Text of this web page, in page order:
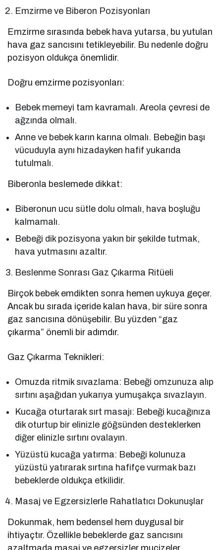
Emzirme ve Biberon Pozisyonları
Emzirme sırasında bebek hava yutarsa, bu yutulan
hava gaz sancısını tetikleyebilir. Bu nedenle doğru
pozisyon oldukça önemlidir.
Doğru emzirme pozisyonları:
Bebek memeyi tam kavramalı. Areola çevresi de
ağzında olmalı.
Anne ve bebek karın karına olmalı. Bebeğin başı
vücuduyla aynı hizadayken hafif yukarıda
tutulmalı.
Biberonla beslemede dikkat:
Biberonun ucu sütle dolu olmalı, hava boşluğu
kalmamalı.
Bebeği dik pozisyona yakın bir şekilde tutmak,
hava yutmasını azaltır.
Beslenme Sonrası Gaz Çıkarma Ritüeli
Birçok bebek emdikten sonra hemen uykuya geçer.
Ancak bu sırada içeride kalan hava, bir süre sonra
gaz sancısına dönüşebilir. Bu yüzden “gaz
çıkarma” önemli bir adımdır.
Gaz Çıkarma Teknikleri:
Omuzda ritmik sıvazlama: Bebeği omzunuza alıp
sırtını aşağıdan yukarıya yumuşakça sıvazlayın.
Kucağa oturtarak sırt masajı: Bebeği kucağınıza
dik oturtup bir elinizle göğsünden desteklerken
diğer elinizle sırtını ovalayın.
Yüzüstü kucağa yatırma: Bebeği kolunuza
yüzüstü yatırarak sırtına hafifçe vurmak bazı
bebeklerde oldukça etkilidir.
Masaj ve Egzersizlerle Rahatlatıcı Dokunuşlar
Dokunmak, hem bedensel hem duygusal bir
ihtiyaçtır. Özellikle bebeklerde gaz sancısını